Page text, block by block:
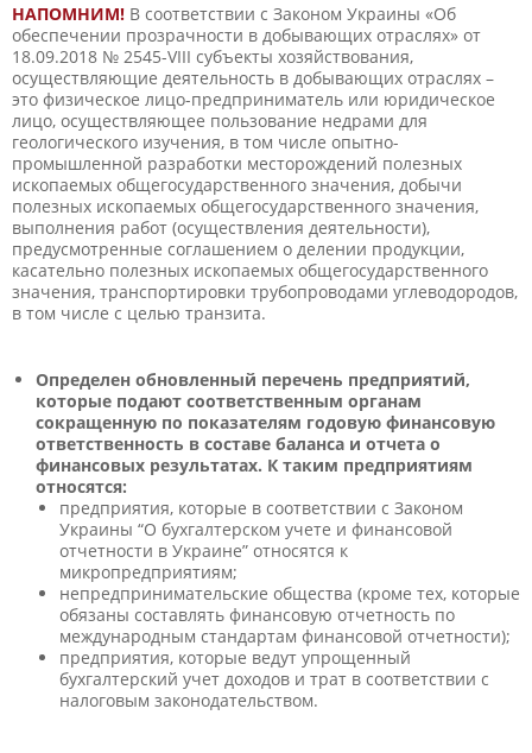
НАПОМНИМ! В соответствии с Законом Украины «Об
обеспечении прозрачности в добывающих отраслях» от
18.09.2018 № 2545-VIII субъекты хозяйствования,
осуществляющие деятельность в добывающих отраслях –
это физическое лицо-предприниматель или юридическое
лицо, осуществляющее пользование недрами для
геологического изучения, в том числе опытно-
промышленной разработки месторождений полезных
ископаемых общегосударственного значения, добычи
полезных ископаемых общегосударственного значения,
выполнения работ (осуществления деятельности),
предусмотренные соглашением о делении продукции,
касательно полезных ископаемых общегосударственного
значения, транспортировки трубопроводами углеводородов,
в том числе с целью транзита.
Определен обновленный перечень предприятий,
которые подают соответственным органам
сокращенную по показателям годовую финансовую
ответственность в составе баланса и отчета о
финансовых результатах. К таким предприятиям
относятся:
предприятия, которые в соответствии с Законом
Украины “О бухгалтерском учете и финансовой
отчетности в Украине” относятся к
микропредприятиям;
непредпринимательские общества (кроме тех, которые
обязаны составлять финансовую отчетность по
международным стандартам финансовой отчетности);
предприятия, которые ведут упрощенный
бухгалтерский учет доходов и трат в соответствии с
налоговым законодательством.